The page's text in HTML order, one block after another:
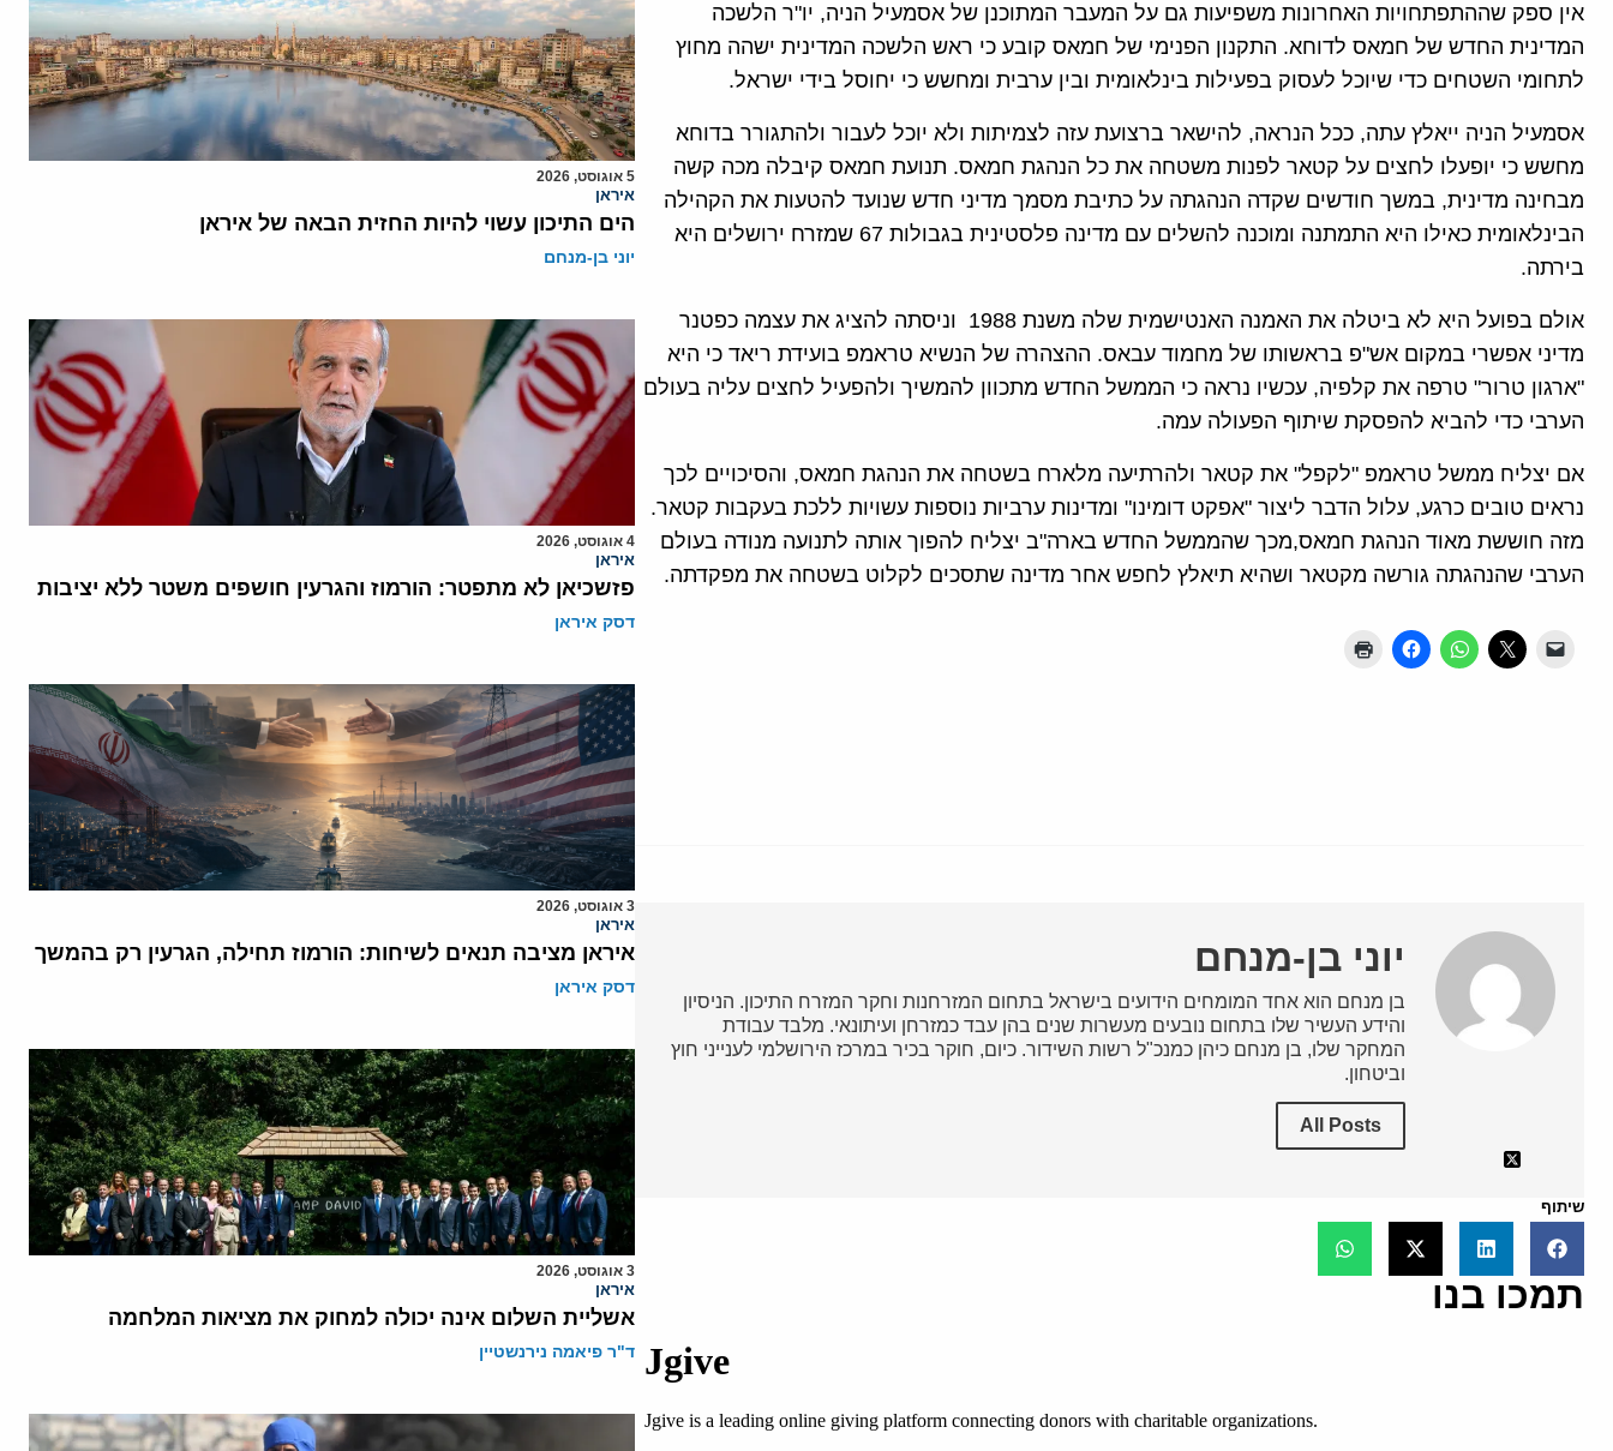
אין ספק שההתפתחויות האחרונות משפיעות גם על המעבר המתוכנן של אסמעיל הניה, יו"ר הלשכה
המדינית החדש של חמאס לדוחא. התקנון הפנימי של חמאס קובע כי ראש הלשכה המדינית ישהה מחוץ
לתחומי השטחים כדי שיוכל לעסוק בפעילות בינלאומית ובין ערבית ומחשש כי יחוסל בידי ישראל.
אסמעיל הניה ייאלץ עתה, ככל הנראה, להישאר ברצועת עזה לצמיתות ולא יוכל לעבור ולהתגורר בדוחא
מחשש כי יופעלו לחצים על קטאר לפנות משטחה את כל הנהגת חמאס. תנועת חמאס קיבלה מכה קשה
מבחינה מדינית, במשך חודשים שקדה הנהגתה על כתיבת מסמך מדיני חדש שנועד להטעות את הקהילה
הבינלאומית כאילו היא התמתנה ומוכנה להשלים עם מדינה פלסטינית בגבולות 67 שמזרח ירושלים היא
בירתה.
אולם בפועל היא לא ביטלה את האמנה האנטישמית שלה משנת 1988 וניסתה להציג את עצמה כפטנר
מדיני אפשרי במקום אש"פ בראשותו של מחמוד עבאס. ההצהרה של הנשיא טראמפ בועידת ריאד כי היא
"ארגון טרור" טרפה את קלפיה, עכשיו נראה כי הממשל החדש מתכוון להמשיך ולהפעיל לחצים עליה בעולם
הערבי כדי להביא להפסקת שיתוף הפעולה עמה.
אם יצליח ממשל טראמפ "לקפל" את קטאר ולהרתיעה מלארח בשטחה את הנהגת חמאס, והסיכויים לכך
נראים טובים כרגע, עלול הדבר ליצור "אפקט דומינו" ומדינות ערביות נוספות עשויות ללכת בעקבות קטאר.
מזה חוששת מאוד הנהגת חמאס,מכך שהממשל החדש בארה"ב יצליח להפוך אותה לתנועה מנודה בעולם
הערבי שהנהגתה גורשה מקטאר ושהיא תיאלץ לחפש אחר מדינה שתסכים לקלוט בשטחה את מפקדתה.
יוני בן-מנחם
בן מנחם הוא אחד המומחים הידועים בישראל בתחום המזרחנות וחקר המזרח התיכון. הניסיון
והידע העשיר שלו בתחום נובעים מעשרות שנים בהן עבד כמזרחן ועיתונאי. מלבד עבודת
המחקר שלו, בן מנחם כיהן כמנכ"ל רשות השידור. כיום, חוקר בכיר במרכז הירושלמי לענייני חוץ
וביטחון.
All Posts
שיתוף
תמכו בנו
5 אוגוסט, 2026
איראן
הים התיכון עשוי להיות החזית הבאה של איראן
יוני בן-מנחם
4 אוגוסט, 2026
איראן
פזשכיאן לא מתפטר: הורמוז והגרעין חושפים משטר ללא יציבות
דסק איראן
3 אוגוסט, 2026
איראן
איראן מציבה תנאים לשיחות: הורמוז תחילה, הגרעין רק בהמשך
דסק איראן
3 אוגוסט, 2026
איראן
אשליית השלום אינה יכולה למחוק את מציאות המלחמה
ד"ר פיאמה נירנשטיין